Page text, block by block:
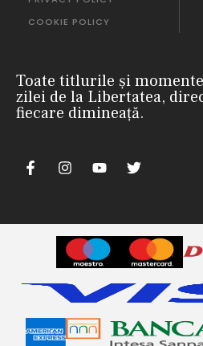
COOKIE POLICY
Toate titlurile și
zilei de la Libertatea,
fiecare dimineață.